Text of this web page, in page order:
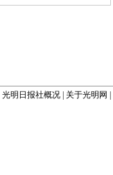
光明日报社概况 关于光明网